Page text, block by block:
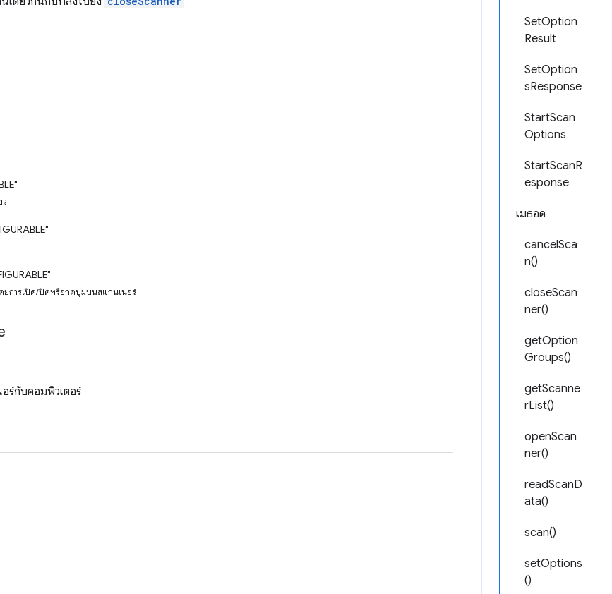
SetOption
Result
SetOption
sResponse
StartScan
Options
StartScanR
esponse
เมธอด
cancelSca
n()
closeScan
ner()
getOption
Groups()
getScanne
rList()
openScan
ner()
readScanD
ata()
scan()
setOptions
()
ว
ดยการเปิด/ปิดหรือกดปุ่มบนสแกนเนอร์
ร์กับคอมพิวเตอร์